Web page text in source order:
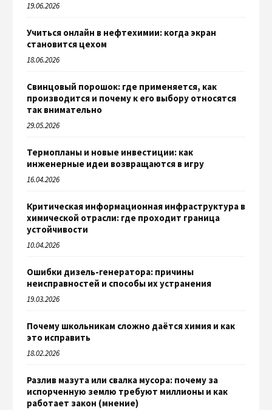
19.06.2026
Учиться онлайн в нефтехимии: когда экран
становится цехом
18.06.2026
Свинцовый порошок: где применяется, как
производится и почему к его выбору относятся
так внимательно
29.05.2026
Термопланы и новые инвестиции: как
инженерные идеи возвращаются в игру
16.04.2026
Критическая информационная инфраструктура в
химической отрасли: где проходит граница
устойчивости
10.04.2026
Ошибки дизель-генератора: причины
неисправностей и способы их устранения
19.03.2026
Почему школьникам сложно даётся химия и как
это исправить
18.02.2026
Разлив мазута или свалка мусора: почему за
испорченную землю требуют миллионы и как
работает закон (мнение)